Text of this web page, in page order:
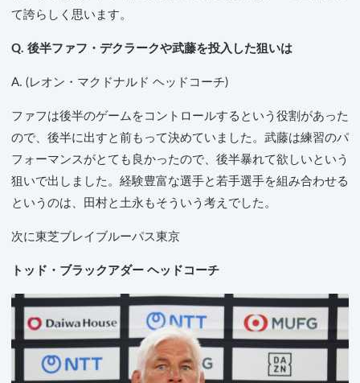
て誇らしく思います。
Q. 後半ファフ・デクラークや武藤を投入した狙いは
A. (レオン・マクドナルド ヘッドコーチ)
ファフは後半のゲームをコントロールするという役割があった
ので、後半に出すと前もって決めていました。武藤は練習のパ
フォーマンスがとても良かったので、後半暴れて欲しいという
狙いで出しました。経験豊富な選手と若手選手を組み合わせる
というのは、田村と土永もそういう考えでした。
次に東芝ブレイブルーパス東京
トッド・ブラックアダー ヘッドコーチ